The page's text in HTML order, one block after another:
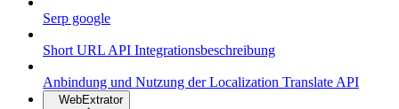
Serp google
Short URL API Integrationsbeschreibung
Anbindung und Nutzung der Localization Translate API
WebExtrator